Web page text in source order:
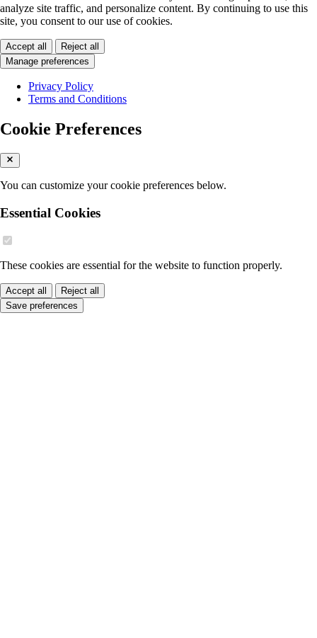
analyze site traffic, and personalize content. By continuing to use this
site, you consent to our use of cookies.
Accept all
Reject all
Manage preferences
Privacy Policy
Terms and Conditions
Cookie Preferences
You can customize your cookie preferences below.
Essential Cookies
These cookies are essential for the website to function properly.
Accept all
Reject all
Save preferences